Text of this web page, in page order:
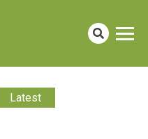
Latest